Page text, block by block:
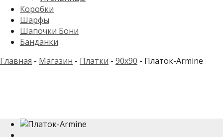
Коробки
Шарфы
Шапочки Бони
Банданки
Главная - Магазин - Платки - 90x90 - Платок-Armine